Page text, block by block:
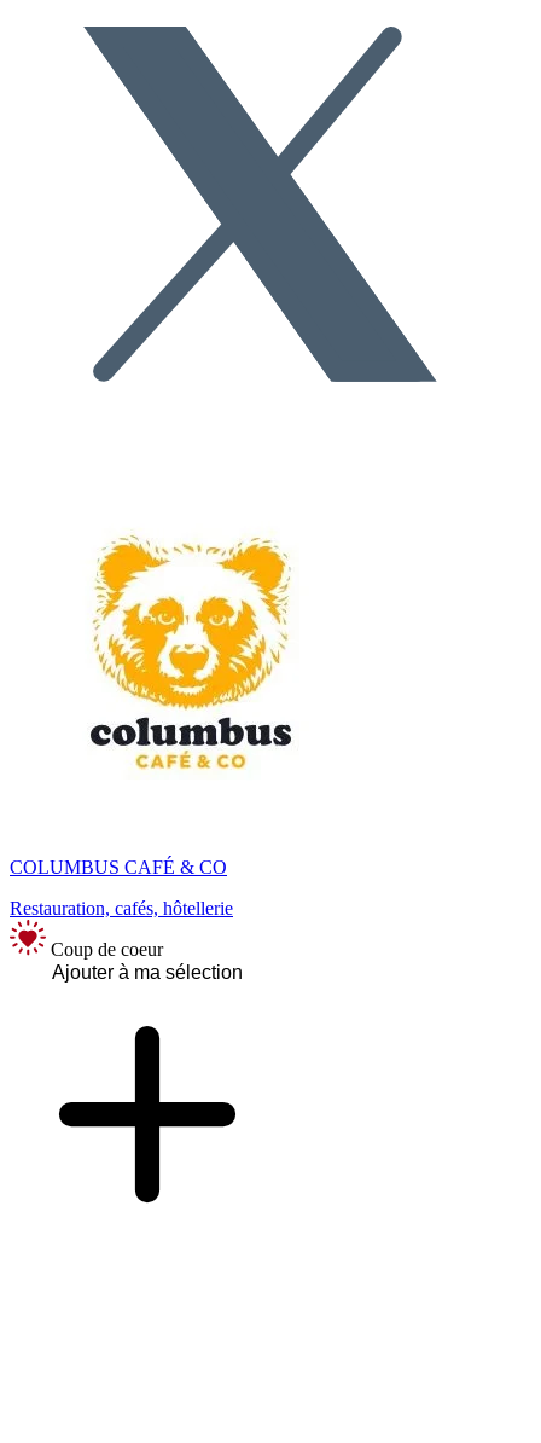
COLUMBUS CAFÉ & CO
Restauration, cafés, hôtellerie
Coup de coeur
Ajouter à ma sélection